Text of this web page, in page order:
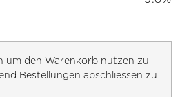
um den Warenkorb nutzen zu
Bestellungen abschliessen zu